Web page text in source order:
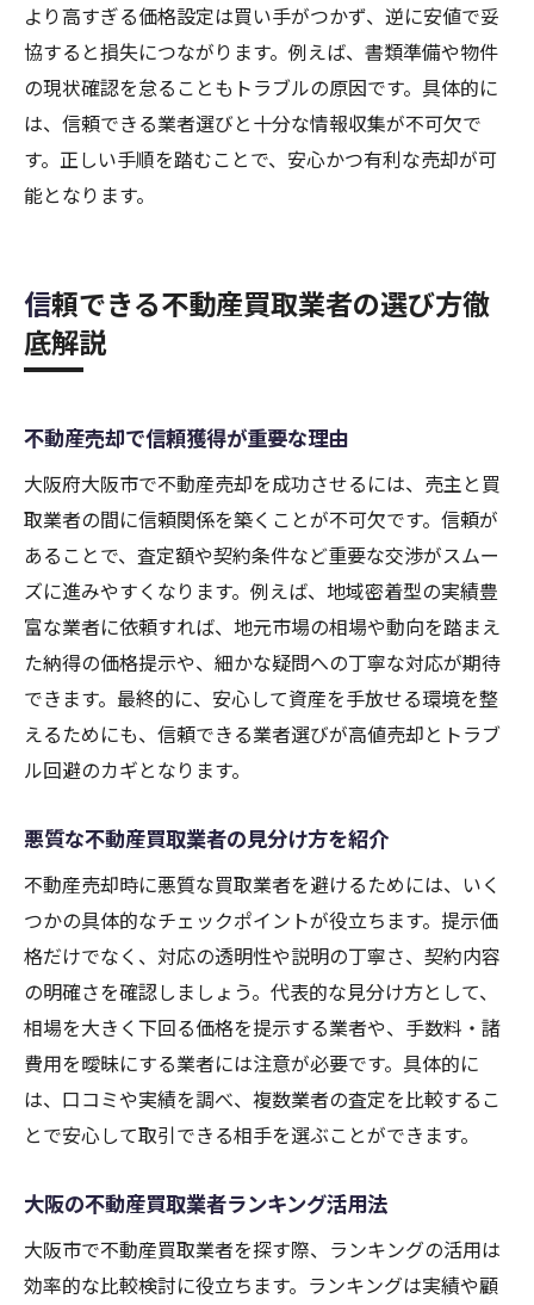
より高すぎる価格設定は買い手がつかず、逆に安値で妥
協すると損失につながります。例えば、書類準備や物件
の現状確認を怠ることもトラブルの原因です。具体的に
は、信頼できる業者選びと十分な情報収集が不可欠で
す。正しい手順を踏むことで、安心かつ有利な売却が可
能となります。
信頼できる不動産買取業者の選び方徹
底解説
不動産売却で信頼獲得が重要な理由
大阪府大阪市で不動産売却を成功させるには、売主と買
取業者の間に信頼関係を築くことが不可欠です。信頼が
あることで、査定額や契約条件など重要な交渉がスムー
ズに進みやすくなります。例えば、地域密着型の実績豊
富な業者に依頼すれば、地元市場の相場や動向を踏まえ
た納得の価格提示や、細かな疑問への丁寧な対応が期待
できます。最終的に、安心して資産を手放せる環境を整
えるためにも、信頼できる業者選びが高値売却とトラブ
ル回避のカギとなります。
悪質な不動産買取業者の見分け方を紹介
不動産売却時に悪質な買取業者を避けるためには、いく
つかの具体的なチェックポイントが役立ちます。提示価
格だけでなく、対応の透明性や説明の丁寧さ、契約内容
の明確さを確認しましょう。代表的な見分け方として、
相場を大きく下回る価格を提示する業者や、手数料・諸
費用を曖昧にする業者には注意が必要です。具体的に
は、口コミや実績を調べ、複数業者の査定を比較するこ
とで安心して取引できる相手を選ぶことができます。
大阪の不動産買取業者ランキング活用法
大阪市で不動産買取業者を探す際、ランキングの活用は
効率的な比較検討に役立ちます。ランキングは実績や顧